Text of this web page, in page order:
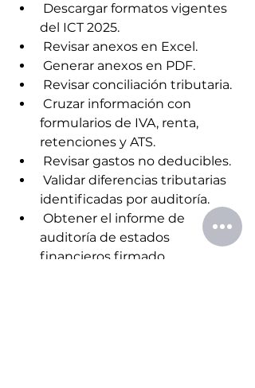
Descargar formatos vigentes
del ICT 2025.
Revisar anexos en Excel.
Generar anexos en PDF.
Revisar conciliación tributaria.
Cruzar información con
formularios de IVA, renta,
retenciones y ATS.
Revisar gastos no deducibles.
Validar diferencias tributarias
identificadas por auditoría.
Obtener el informe de
auditoría de estados
financieros firmado.